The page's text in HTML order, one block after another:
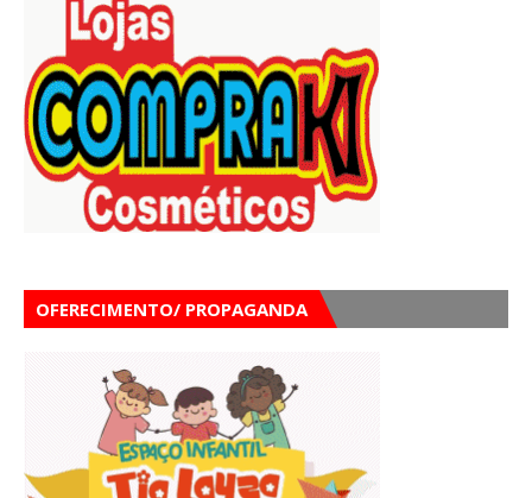
OFERECIMENTO/ PROPAGANDA